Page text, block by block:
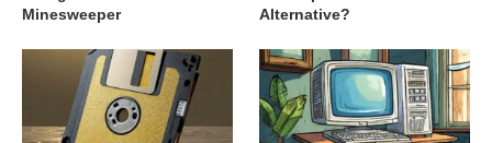
Minesweeper
Alternative?